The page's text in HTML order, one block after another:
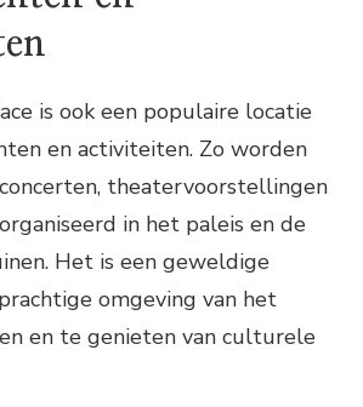
is ook een populaire locatie
en activiteiten. Zo worden
theatervoorstellingen
in het paleis en de
Het is een geweldige
omgeving van het
en te genieten van culturele